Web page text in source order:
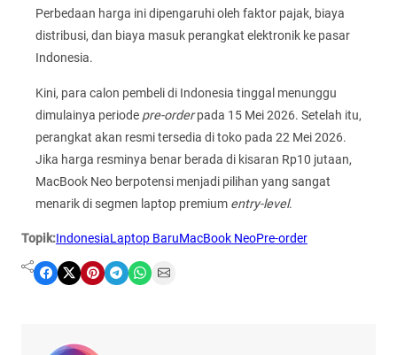
Perbedaan harga ini dipengaruhi oleh faktor pajak, biaya
distribusi, dan biaya masuk perangkat elektronik ke pasar
Indonesia.
Kini, para calon pembeli di Indonesia tinggal menunggu
dimulainya periode pre-orderpada 15 Mei 2026. Setelah itu,
perangkat akan resmi tersedia di toko pada 22 Mei 2026.
Jika harga resminya benar berada di kisaran Rp10 jutaan,
MacBook Neo berpotensi menjadi pilihan yang sangat
menarik di segmen laptop premium entry-level.
Topik:IndonesiaLaptop BaruMacBook NeoPre-order
Share on Facebook Share on X Share on Pinterest Share on Telegram Share on WhatsApp Share on Email